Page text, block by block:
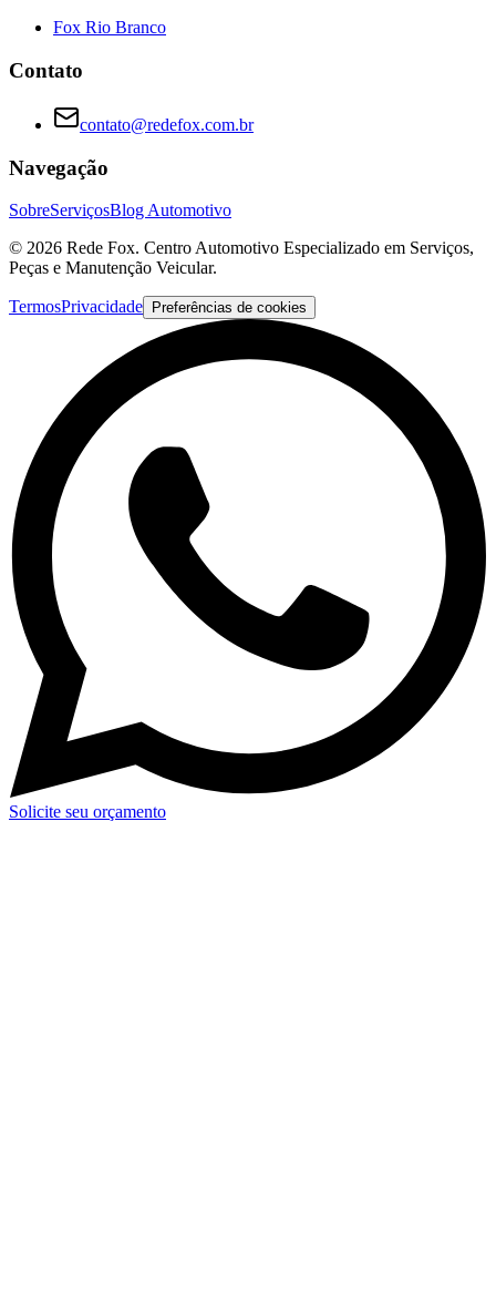
Fox Rio Branco
Contato
contato@redefox.com.br
Navegação
SobreServiçosBlog Automotivo
© 2026 Rede Fox. Centro Automotivo Especializado em Serviços,
Peças e Manutenção Veicular.
TermosPrivacidade Preferências de cookies
Solicite seu orçamento